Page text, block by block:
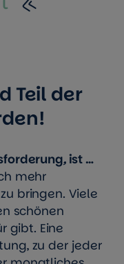
Teil der
, ist …
mehr
bringen. Viele
schönen
gibt. Eine
zu der jeder